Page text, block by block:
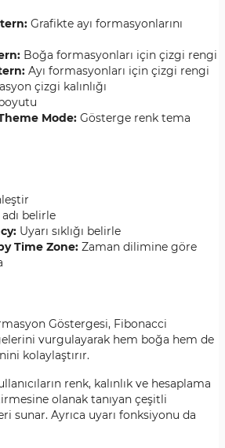
: Grafikte ayı formasyonlarını
: Boğa formasyonları için çizgi rengi
: Ayı formasyonları için çizgi rengi
çizgi kalınlığı
Mode: Gösterge renk tema
adı belirle
: Uyarı sıklığı belirle
Time Zone: Zaman dilimine göre
Göstergesi, Fibonacci
vurgulayarak hem boğa hem de
kolaylaştırır.
renk, kalınlık ve hesaplama
olanak tanıyan çeşitli
sunar. Ayrıca uyarı fonksiyonu da